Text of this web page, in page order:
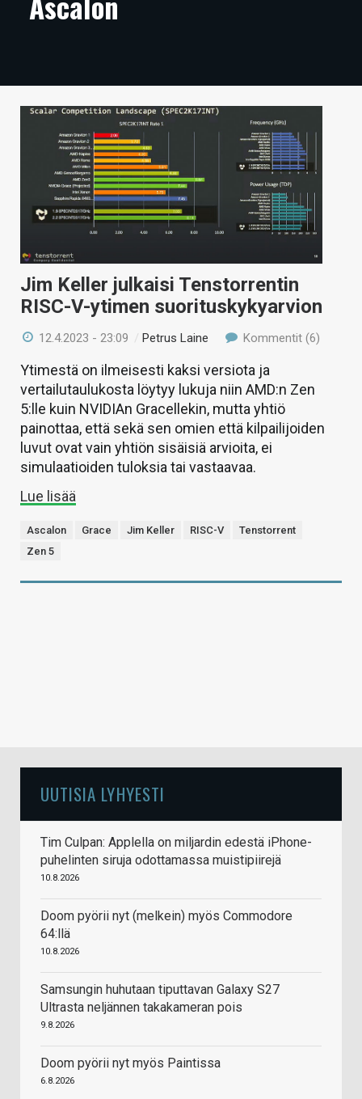
ARTIKKELIT
TECHBBS
KAUPPA
VAIHDA TEEMA
HAKU
Jim Keller julkaisi Tenstorrentin
RISC-V-ytimen suorituskykyarvion
12.4.2023 - 23:09 /Petrus Laine Kommentit (6)
Ytimestä on ilmeisesti kaksi versiota ja
vertailutaulukosta löytyy lukuja niin AMD:n Zen
5:lle kuin NVIDIAn Gracellekin, mutta yhtiö
painottaa, että sekä sen omien että kilpailijoiden
luvut ovat vain yhtiön sisäisiä arvioita, ei
simulaatioiden tuloksia tai vastaavaa.
Lue lisää
Ascalon Grace Jim Keller RISC-V
Tenstorrent
Zen 5
UUTISIA LYHYESTI
Tim Culpan: Applella on miljardin edestä iPhone-
puhelinten siruja odottamassa muistipiirejä
10.8.2026
Doom pyörii nyt (melkein) myös Commodore
64:llä
10.8.2026
Samsungin huhutaan tiputtavan Galaxy S27
Ultrasta neljännen takakameran pois
9.8.2026
Doom pyörii nyt myös Paintissa
6.8.2026